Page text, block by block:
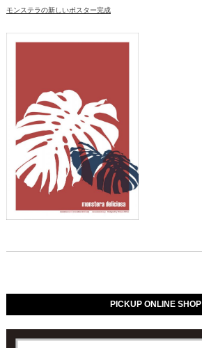
モンステラの新しいポスター完成
PICKUP ONLINE SHOP